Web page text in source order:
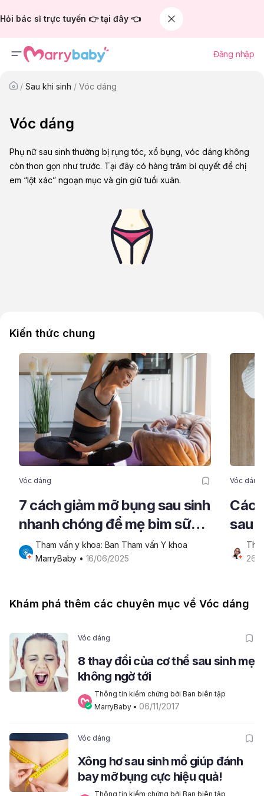
Hỏi bác sĩ trực tuyến 👉 tại đây 👈
Đăng nhập
/ Sau khi sinh / Vóc dáng
Vóc dáng
Phụ nữ sau sinh thường bị rụng tóc, xổ bụng, vóc dáng không
còn thon gọn như trước. Tại đây có hàng trăm bí quyết để chị
em “lột xác” ngoạn mục và gìn giữ tuổi xuân.
Kiến thức chung
Vóc dáng
7 cách giảm mỡ bụng sau sinh
nhanh chóng để mẹ bỉm sữa
lấy lại vóc dáng
Tham vấn y khoa: Ban Tham vấn Y khoa
MarryBaby • 16/06/2025
Vóc dáng
sau
26/
Khám phá thêm các chuyên mục về Vóc dáng
Vóc dáng
8 thay đổi của cơ thể sau sinh mẹ
không ngờ tới
Thông tin kiểm chứng bởi Ban biên tập
MarryBaby • 06/11/2017
Vóc dáng
Xông hơ sau sinh mổ giúp đánh
bay mỡ bụng cực hiệu quả!
Thông tin kiểm chứng bởi Ban biên tập